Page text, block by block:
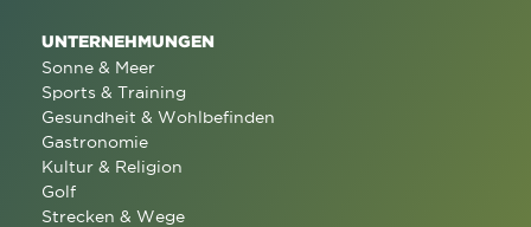
UNTERNEHMUNGEN
Sonne & Meer
Sports & Training
Gesundheit & Wohlbefinden
Gastronomie
Kultur & Religion
Golf
Strecken & Wege